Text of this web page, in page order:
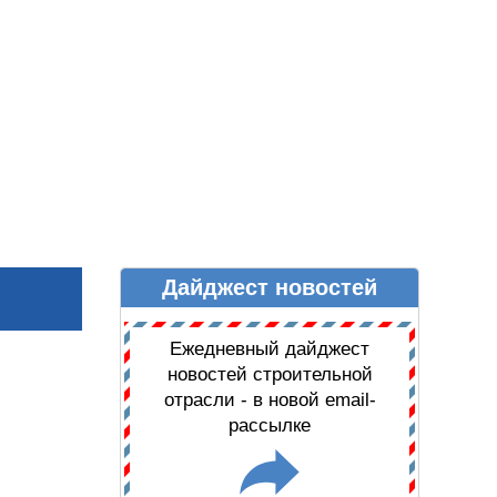
ДАЙДЖЕСТ НОВОСТЕЙДайджест новостей
Ежедневный дайджест
новостей строительной
отрасли - в новой email-
рассылке